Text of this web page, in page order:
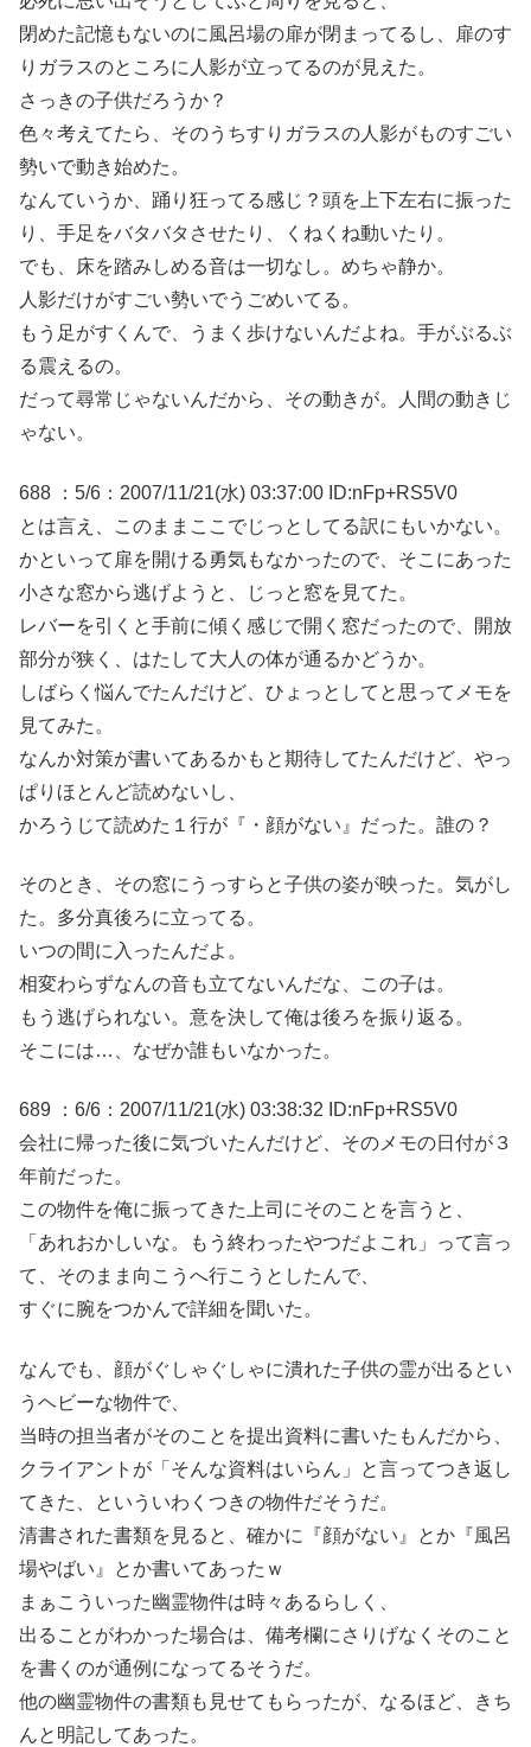
閉めた記憶もないのに風呂場の扉が閉まってるし、扉のす
りガラスのところに人影が立ってるのが見えた。
さっきの子供だろうか？
色々考えてたら、そのうちすりガラスの人影がものすごい
勢いで動き始めた。
なんていうか、踊り狂ってる感じ？頭を上下左右に振った
り、手足をバタバタさせたり、くねくね動いたり。
でも、床を踏みしめる音は一切なし。めちゃ静か。
人影だけがすごい勢いでうごめいてる。
もう足がすくんで、うまく歩けないんだよね。手がぶるぶ
る震えるの。
だって尋常じゃないんだから、その動きが。人間の動きじ
ゃない。
688 ：5/6：2007/11/21(水) 03:37:00 ID:nFp+RS5V0
とは言え、このままここでじっとしてる訳にもいかない。
かといって扉を開ける勇気もなかったので、そこにあった
小さな窓から逃げようと、じっと窓を見てた。
レバーを引くと手前に傾く感じで開く窓だったので、開放
部分が狭く、はたして大人の体が通るかどうか。
しばらく悩んでたんだけど、ひょっとしてと思ってメモを
見てみた。
なんか対策が書いてあるかもと期待してたんだけど、やっ
ぱりほとんど読めないし、
かろうじて読めた１行が『・顔がない』だった。誰の？
そのとき、その窓にうっすらと子供の姿が映った。気がし
た。多分真後ろに立ってる。
いつの間に入ったんだよ。
相変わらずなんの音も立てないんだな、この子は。
もう逃げられない。意を決して俺は後ろを振り返る。
そこには…、なぜか誰もいなかった。
689 ：6/6：2007/11/21(水) 03:38:32 ID:nFp+RS5V0
会社に帰った後に気づいたんだけど、そのメモの日付が３
年前だった。
この物件を俺に振ってきた上司にそのことを言うと、
「あれおかしいな。もう終わったやつだよこれ」って言っ
て、そのまま向こうへ行こうとしたんで、
すぐに腕をつかんで詳細を聞いた。
なんでも、顔がぐしゃぐしゃに潰れた子供の霊が出るとい
うヘビーな物件で、
当時の担当者がそのことを提出資料に書いたもんだから、
クライアントが「そんな資料はいらん」と言ってつき返し
てきた、といういわくつきの物件だそうだ。
清書された書類を見ると、確かに『顔がない』とか『風呂
場やばい』とか書いてあったｗ
まぁこういった幽霊物件は時々あるらしく、
出ることがわかった場合は、備考欄にさりげなくそのこと
を書くのが通例になってるそうだ。
他の幽霊物件の書類も見せてもらったが、なるほど、きち
んと明記してあった。